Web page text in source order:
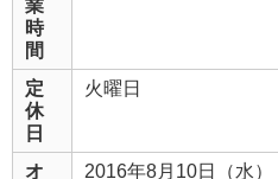
業
時
間
定
休
日
火曜日
オ
2016年8月10日（水）